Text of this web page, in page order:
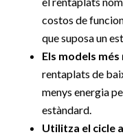
costos de
que suposa un
Els models
rentaplats de
menys energia
estàndard.
Utilitza el cicle